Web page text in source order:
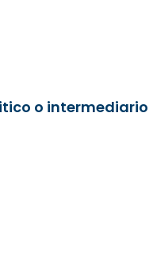
o intermediario